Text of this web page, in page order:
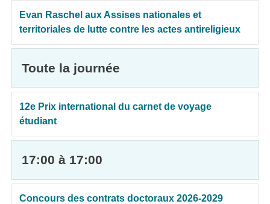
Evan Raschel aux Assises nationales et
territoriales de lutte contre les actes antireligieux
Toute la journée
12e Prix international du carnet de voyage
étudiant
17:00 à 17:00
Concours des contrats doctoraux 2026-2029